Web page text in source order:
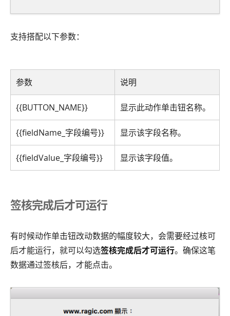
支持搭配以下参数：
参数 说明
{{BUTTON_NAME}} 显示此动作单击钮名称。
{{fieldName_字段编号}} 显示该字段名称。
{{fieldValue_字段编号}} 显示该字段值。
签核完成后才可运行
有时候动作单击钮改动数据的幅度较大，会需要经过核可
后才能运行，就可以勾选签核完成后才可运行。确保这笔
数据通过签核后，才能点击。